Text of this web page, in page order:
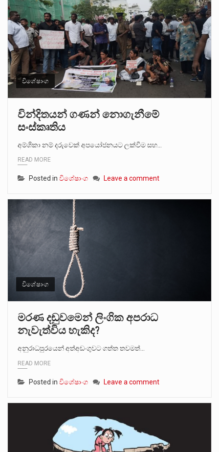
විශේෂාංග
වින්දිතයන් ගණන් නොගැනීමේ
සංස්කෘතිය
අම්ශිකා නම් දරුවෙක් අපයෝජනයට ලක්වීම සහ…
READ MORE
Posted in විශේෂාංග Leave a comment
විශේෂාංග
මරණ දඬුවමෙන් ලිංගික අපරාධ
නැවැත්විය හැකිද?
අනුරාධපුරයෙන් අත්අඩංගුවට ගත්ත තවමත්…
READ MORE
Posted in විශේෂාංග Leave a comment